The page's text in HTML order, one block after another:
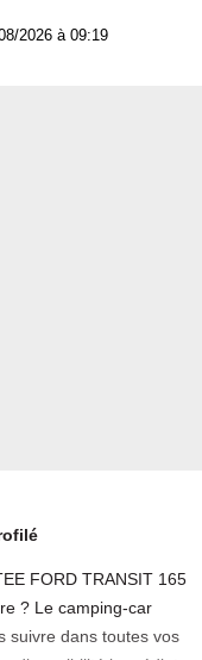
2026 à 09:19
FORD TRANSIT 165
? Le camping-car
suivre dans toutes vos